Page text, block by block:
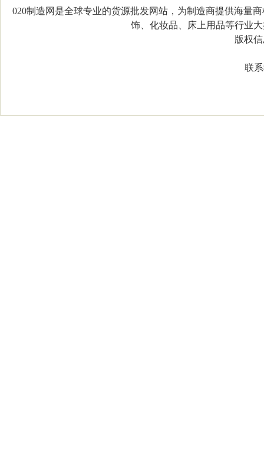
020制造网是全球专业的货源批发网站，为制造商提供海量
饰、化妆品、床上用品等行业
版权信
联